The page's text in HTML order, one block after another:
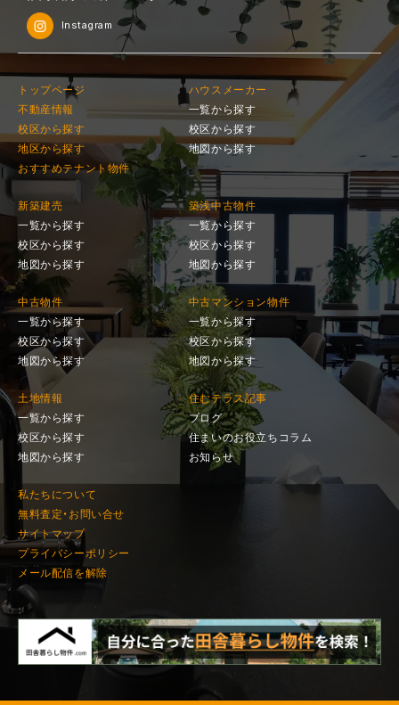
Instagram
トップページ
不動産情報
校区から探す
地区から探す
おすすめテナント物件
ハウスメーカー
一覧から探す
校区から探す
地図から探す
新築建売
一覧から探す
校区から探す
地図から探す
築浅中古物件
一覧から探す
校区から探す
地図から探す
中古物件
一覧から探す
校区から探す
地図から探す
中古マンション物件
一覧から探す
校区から探す
地図から探す
土地情報
一覧から探す
校区から探す
地図から探す
住むテラス記事
ブログ
住まいのお役立ちコラム
お知らせ
私たちについて
無料査定・お問い合せ
サイトマップ
プライバシーポリシー
メール配信を解除